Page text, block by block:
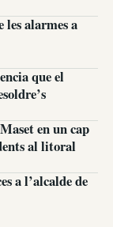
les alarmes a
que el
en un cap
al litoral
a l’alcalde de